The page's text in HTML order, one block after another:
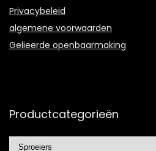
Privacybeleid
algemene voorwaarden
Gelieerde openbaarmaking
Productcategorieën